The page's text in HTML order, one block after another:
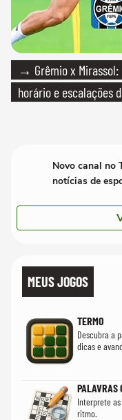
→ Grêmio x Mirassol:
horário e escalações
Novo canal no
notícias de
MEUS JOGOS
TERMO
Descubra a
dicas e
PALAVRAS
Interprete
ritmo.